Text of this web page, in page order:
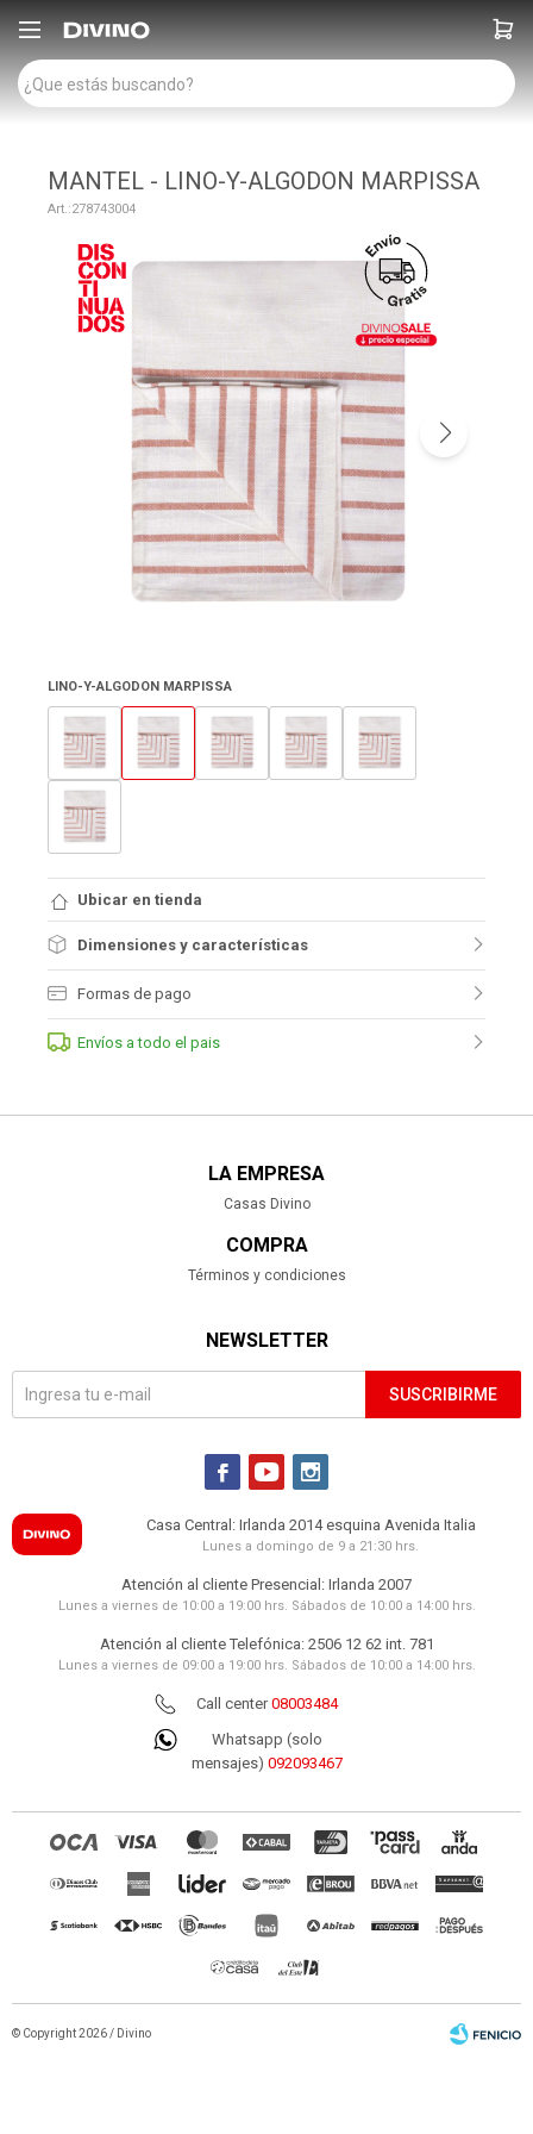

MANTEL - LINO-Y-ALGODON MARPISSA
278743004
LINO-Y-ALGODON MARPISSA
Ubicar en tienda
Dimensiones y características
Formas de pago
Envíos a todo el pais
LA EMPRESA
Casas Divino
COMPRA
Términos y condiciones
NEWSLETTER
SUSCRIBIRME
  
Casa Central: Irlanda 2014 esquina Avenida Italia
Lunes a domingo de 9 a 21:30 hrs.
Atención al cliente Presencial: Irlanda 2007
Lunes a viernes de 10:00 a 19:00 hrs. Sábados de 10:00 a 14:00 hrs.
Atención al cliente Telefónica: 2506 12 62 int. 781
Lunes a viernes de 09:00 a 19:00 hrs. Sábados de 10:00 a 14:00 hrs.
Call center08003484
Whatsapp (solo
mensajes) 092093467
© Copyright 2026 / Divino